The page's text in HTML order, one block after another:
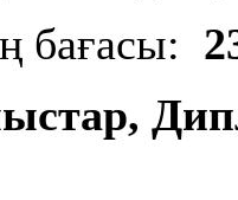
бағасы:
,